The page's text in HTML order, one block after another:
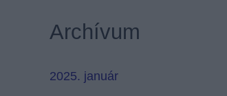
Archívum
2025. január